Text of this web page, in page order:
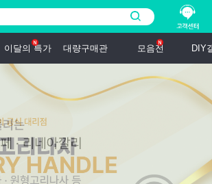
이달의 특가 대량구매관 모음전 DIY